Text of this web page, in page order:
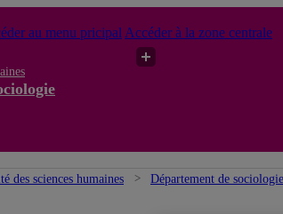
au menu pricipal Accéder à la zone centrale
des sciences humaines Département de sociologie